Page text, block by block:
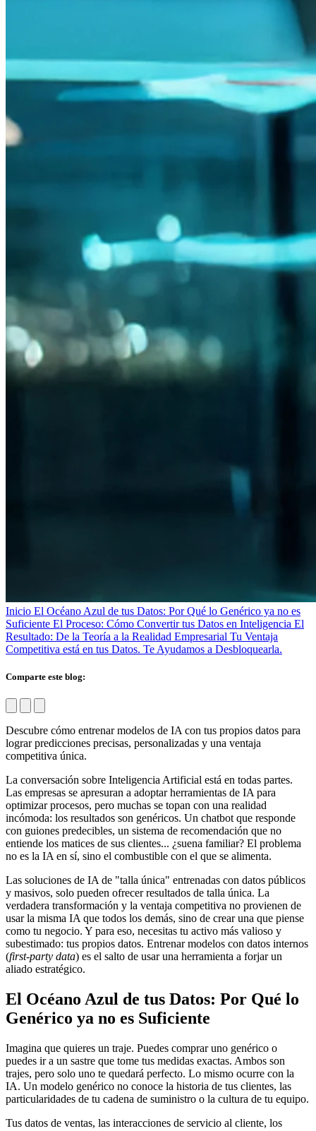
Inicio El Océano Azul de tus Datos: Por Qué lo Genérico ya no es
Suficiente El Proceso: Cómo Convertir tus Datos en Inteligencia El
Resultado: De la Teoría a la Realidad Empresarial Tu Ventaja
Competitiva está en tus Datos. Te Ayudamos a Desbloquearla.
Comparte este blog:
Descubre cómo entrenar modelos de IA con tus propios datos para
lograr predicciones precisas, personalizadas y una ventaja
competitiva única.
La conversación sobre Inteligencia Artificial está en todas partes.
Las empresas se apresuran a adoptar herramientas de IA para
optimizar procesos, pero muchas se topan con una realidad
incómoda: los resultados son genéricos. Un chatbot que responde
con guiones predecibles, un sistema de recomendación que no
entiende los matices de sus clientes... ¿suena familiar? El problema
no es la IA en sí, sino el combustible con el que se alimenta.
Las soluciones de IA de "talla única" entrenadas con datos públicos
y masivos, solo pueden ofrecer resultados de talla única. La
verdadera transformación y la ventaja competitiva no provienen de
usar la misma IA que todos los demás, sino de crear una que piense
como tu negocio. Y para eso, necesitas tu activo más valioso y
subestimado: tus propios datos. Entrenar modelos con datos internos
(first-party data) es el salto de usar una herramienta a forjar un
aliado estratégico.
El Océano Azul de tus Datos: Por Qué lo
Genérico ya no es Suficiente
Imagina que quieres un traje. Puedes comprar uno genérico o
puedes ir a un sastre que tome tus medidas exactas. Ambos son
trajes, pero solo uno te quedará perfecto. Lo mismo ocurre con la
IA. Un modelo genérico no conoce la historia de tus clientes, las
particularidades de tu cadena de suministro o la cultura de tu equipo.
Tus datos de ventas, las interacciones de servicio al cliente, los